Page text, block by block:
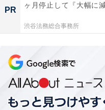
PR
ヶ月停止して『大幅に
渋谷法務総合事務所